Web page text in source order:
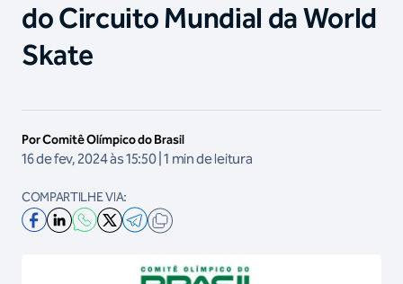
do Circuito Mundial da World
Skate
Por Comitê Olímpico do Brasil
16 de fev, 2024 às 15:50 | 1 min de leitura
COMPARTILHE VIA: